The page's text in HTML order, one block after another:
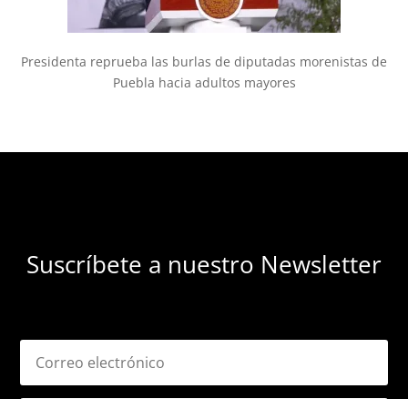
Presidenta reprueba las burlas de diputadas morenistas de
Puebla hacia adultos mayores
Suscríbete a nuestro Newsletter